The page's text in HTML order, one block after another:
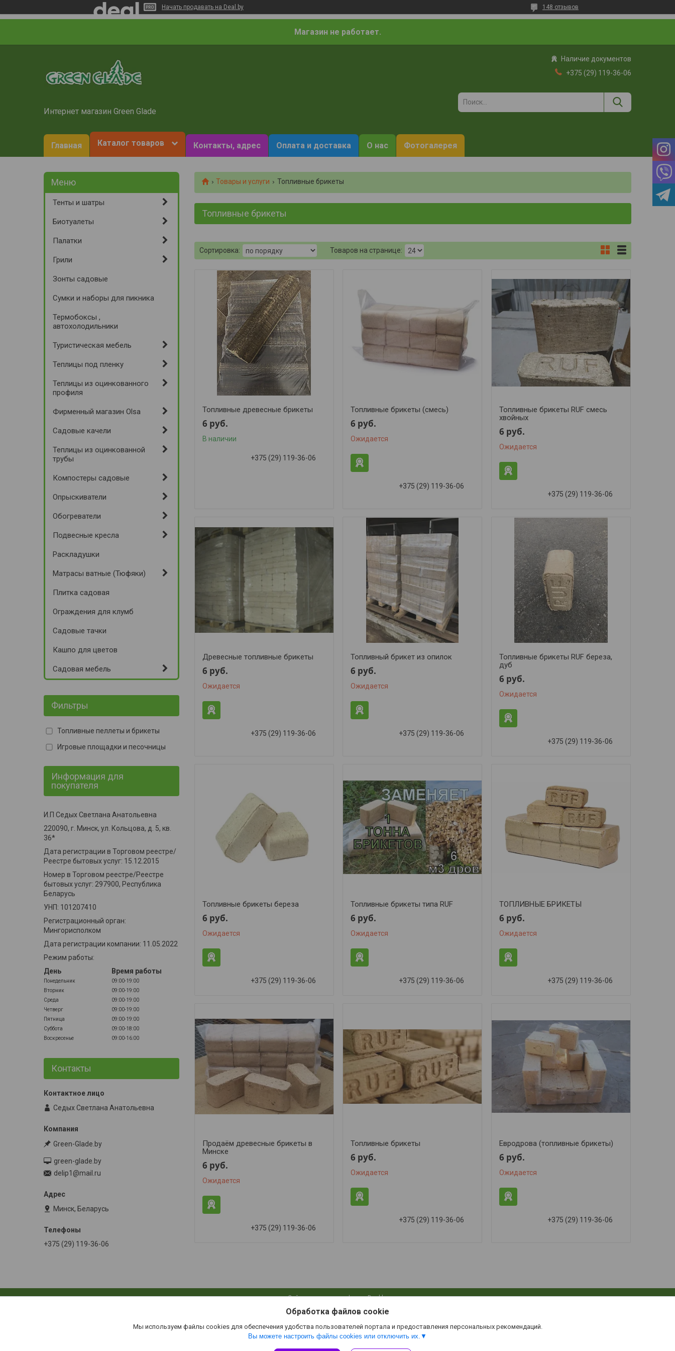
Начать продавать на Deal.by 148 отзывов
Магазин не работает.
Интернет магазин Green Glade
Наличие документов
+375 (29) 119-36-06
Главная Каталог товаров Контакты, адрес Оплата и доставка О нас Фотогалерея
Товары и услуги Топливные брикеты
Топливные брикеты
Топливные древесные брикеты
6 руб.
В наличии
+375 (29) 119-36-06
Топливные брикеты (смесь)
6 руб.
Ожидается
+375 (29) 119-36-06
Топливные брикеты RUF смесь
хвойных
6 руб.
Ожидается
+375 (29) 119-36-06
Древесные топливные брикеты
6 руб.
Ожидается
+375 (29) 119-36-06
Топливный брикет из опилок
6 руб.
Ожидается
+375 (29) 119-36-06
Топливные брикеты RUF береза,
дуб
6 руб.
Ожидается
+375 (29) 119-36-06
Топливные брикеты береза
6 руб.
Ожидается
+375 (29) 119-36-06
Топливные брикеты типа RUF
6 руб.
Ожидается
+375 (29) 119-36-06
ТОПЛИВНЫЕ БРИКЕТЫ
6 руб.
Ожидается
+375 (29) 119-36-06
Продаём древесные брикеты в
Минске
6 руб.
Ожидается
+375 (29) 119-36-06
Топливные брикеты
6 руб.
Ожидается
+375 (29) 119-36-06
Евродрова (топливные брикеты)
6 руб.
Ожидается
+375 (29) 119-36-06
Тенты и шатры
Биотуалеты
Палатки
Грили
Зонты садовые
Сумки и наборы для пикника
Термобоксы ,
автохолодильники
Туристическая мебель
Теплицы под пленку
Теплицы из оцинкованного
профиля
Фирменный магазин Olsa
Садовые качели
Теплицы из оцинкованной
трубы
Компостеры садовые
Опрыскиватели
Обогреватели
Подвесные кресла
Раскладушки
Матрасы ватные (Тюфяки)
Плитка садовая
Ограждения для клумб
Садовые тачки
Кашпо для цветов
Садовая мебель
Фильтры
Топливные пеллеты и брикеты
Игровые площадки и песочницы
Информация для
покупателя
И.П Седых Светлана Анатольевна
220090, г. Минск, ул. Кольцова, д. 5, кв.
36*
Дата регистрации в Торговом реестре/
Реестре бытовых услуг: 15.12.2015
Номер в Торговом реестре/Реестре
бытовых услуг: 297900, Республика
Беларусь
УНП: 101207410
Регистрационный орган:
Мингорисполком
Дата регистрации компании: 11.05.2022
Режим работы:
День
Время работы
Понедельник
09:00-19:00
Вторник
09:00-19:00
Среда
09:00-19:00
Четверг
09:00-19:00
Пятница
09:00-19:00
Суббота
09:00-18:00
Воскресенье
09:00-16:00
Контакты
Седых Светлана Анатольевна
Green-Glade.by
green-glade.by
delip1@mail.ru
Минск, Беларусь
+375 (29) 119-36-06
Сайт создан на платформе Deal.by
Политика обработки файлов cookies
Обработка файлов cookie
Мы используем файлы cookies для обеспечения удобства пользователей портала и предоставления персональных рекомендаций.
Вы можете настроить файлы cookies или отключить их.
Green-Glade.by |Пожаловаться на контент
Select Language ▼